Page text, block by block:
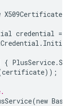
X509Certificate2
credential =
.
{ PlusService.
certificate));
(new